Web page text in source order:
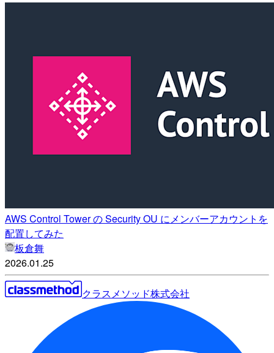
AWS Control Tower の Security OU にメンバーアカウントを
配置してみた
板倉舞
2026.01.25
クラスメソッド株式会社